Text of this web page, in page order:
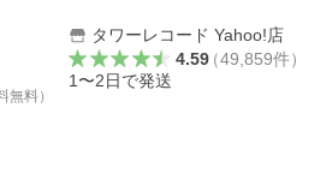
無料）
タワーレコード Yahoo!店
4.59（49,859件）
1〜2日で発送